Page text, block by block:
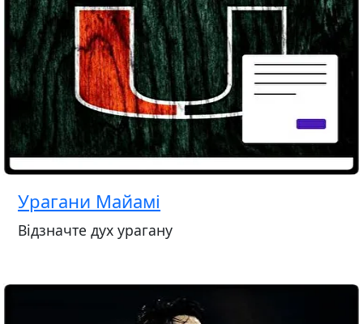
Урагани Майамі
Відзначте дух урагану